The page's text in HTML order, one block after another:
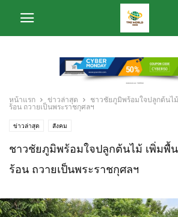
หน้าแรก ข่าวล่าสุด
ชาวชัยภูมิพร้อมใจปลูกต้นไ
ร้อน ถวายเป็นพระราชกุศลฯ
ข่าวล่าสุด สังคม
ชาวชัยภูมิพร้อมใจปลูกต้นไม้ เพิ่มพื้
ร้อน ถวายเป็นพระราชกุศลฯ